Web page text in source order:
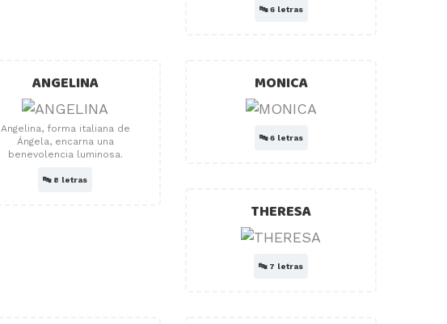
🔤6 letras
ANGELINA
Angelina, forma italiana de
Ángela, encarna una
benevolencia luminosa.
🔤 8 letras
MONICA
🔤6 letras
THERESA
🔤 7 letras